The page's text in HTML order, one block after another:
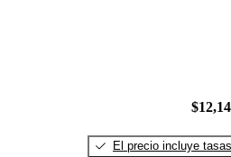
El precio incluye tasas